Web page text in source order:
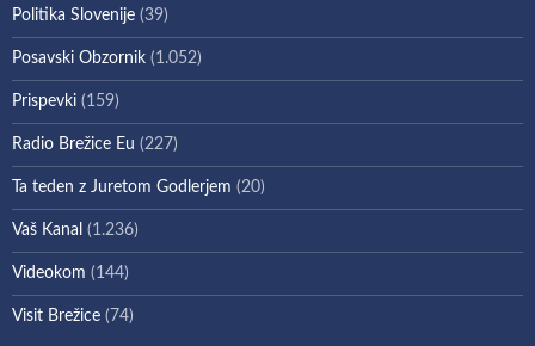
Politika Slovenije (39)
Posavski Obzornik (1.052)
Prispevki (159)
Radio Brežice Eu (227)
Ta teden z Juretom Godlerjem (20)
Vaš Kanal (1.236)
Videokom (144)
Visit Brežice (74)